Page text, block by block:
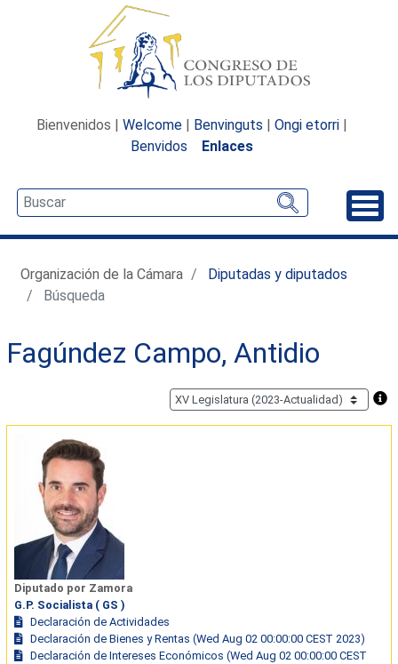
Bienvenidos | Welcome | Benvinguts | Ongi etorri |
Benvidos
Enlaces
Organización de la Cámara
Diputadas y diputados
Búsqueda
Fagúndez Campo, Antidio
Diputado por Zamora
G.P. Socialista ( GS )
Declaración de Actividades
Declaración de Bienes y Rentas (Wed Aug 02 00:00:00 CEST 2023)
Declaración de Intereses Económicos (Wed Aug 02 00:00:00 CEST